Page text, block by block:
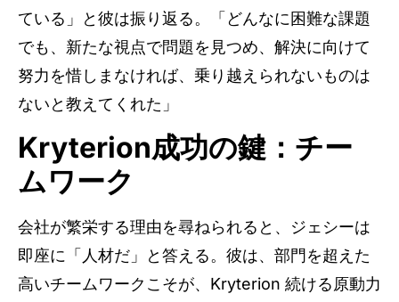
ている」と彼は振り返る。「どんなに困難な課題
でも、新たな視点で問題を見つめ、解決に向けて
努力を惜しまなければ、乗り越えられないものは
ないと教えてくれた」
Kryterion成功の鍵：チー
ムワーク
会社が繁栄する理由を尋ねられると、ジェシーは
即座に「人材だ」と答える。彼は、部門を超えた
高いチームワークこそが、Kryterion 続ける原動力